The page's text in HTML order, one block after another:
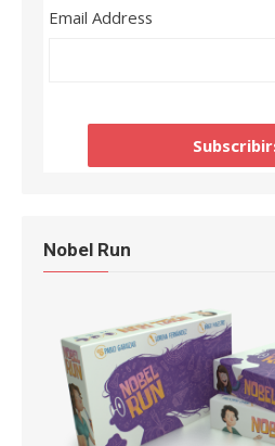
Email Address
Nobel Run